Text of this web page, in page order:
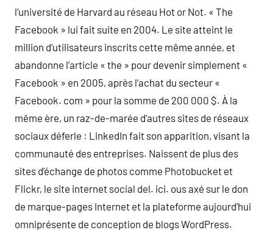
l’université de Harvard au réseau Hot or Not. « The
Facebook » lui fait suite en 2004. Le site atteint le
million d’utilisateurs inscrits cette même année, et
abandonne l’article « the » pour devenir simplement «
Facebook » en 2005, après l’achat du secteur «
Facebook. com » pour la somme de 200 000 $. À la
même ère, un raz-de-marée d’autres sites de réseaux
sociaux déferle : LinkedIn fait son apparition, visant la
communauté des entreprises. Naissent de plus des
sites d’échange de photos comme Photobucket et
Flickr, le site internet social del. ici. ous axé sur le don
de marque-pages Internet et la plateforme aujourd’hui
omniprésente de conception de blogs WordPress.